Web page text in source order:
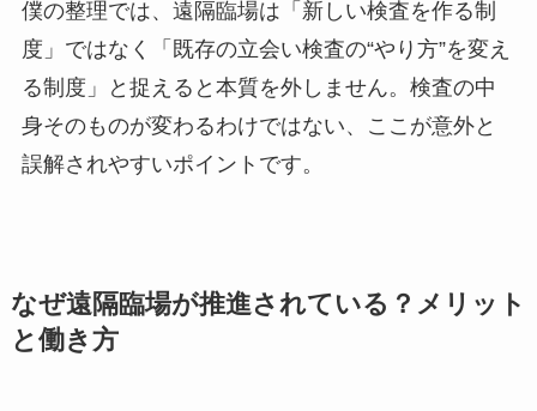
僕の整理では、遠隔臨場は「新しい検査を作る制
度」ではなく「既存の立会い検査の“やり方”を変え
る制度」と捉えると本質を外しません。検査の中
身そのものが変わるわけではない、ここが意外と
誤解されやすいポイントです。
なぜ遠隔臨場が推進されている？メリット
と働き方